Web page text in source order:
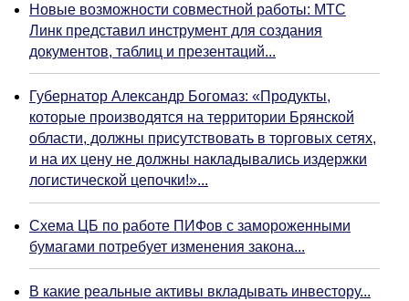
Новые возможности совместной работы: МТС
Линк представил инструмент для создания
документов, таблиц и презентаций...
Губернатор Александр Богомаз: «Продукты,
которые производятся на территории Брянской
области, должны присутствовать в торговых сетях,
и на их цену не должны накладывались издержки
логистической цепочки!»...
Схема ЦБ по работе ПИФов с замороженными
бумагами потребует изменения закона...
В какие реальные активы вкладывать инвестору...